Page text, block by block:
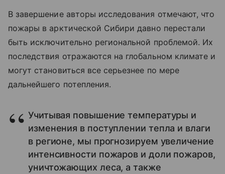
В завершение авторы исследования отмечают, что
пожары в арктической Сибири давно перестали
быть исключительно региональной проблемой. Их
последствия отражаются на глобальном климате и
могут становиться все серьезнее по мере
дальнейшего потепления.
Учитывая повышение температуры и
изменения в поступлении тепла и влаги
в регионе, мы прогнозируем увеличение
интенсивности пожаров и доли пожаров,
уничтожающих леса, а также